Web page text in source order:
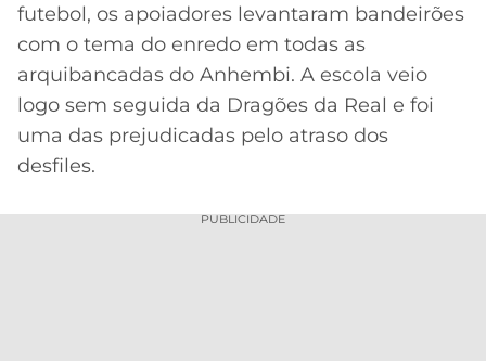
futebol, os apoiadores levantaram bandeirões
com o tema do enredo em todas as
arquibancadas do Anhembi. A escola veio
logo sem seguida da Dragões da Real e foi
uma das prejudicadas pelo atraso dos
desfiles.
PUBLICIDADE